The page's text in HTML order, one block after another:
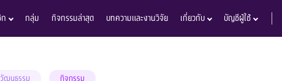
กลุ่ม กิจกรรมล่าสุด บทความและงานวิจัย เกี่ยวกับ บัญชีผู้ใช้
ฒนธรรม กิจกรรม